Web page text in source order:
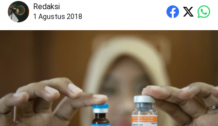
Redaksi
1 Agustus 2018